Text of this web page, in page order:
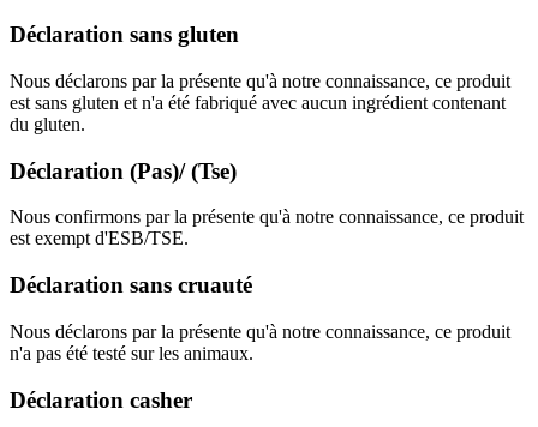
Déclaration sans gluten
Nous déclarons par la présente qu'à notre connaissance, ce produit
est sans gluten et n'a été fabriqué avec aucun ingrédient contenant
du gluten.
Déclaration (Pas)/ (Tse)
Nous confirmons par la présente qu'à notre connaissance, ce produit
est exempt d'ESB/TSE.
Déclaration sans cruauté
Nous déclarons par la présente qu'à notre connaissance, ce produit
n'a pas été testé sur les animaux.
Déclaration casher